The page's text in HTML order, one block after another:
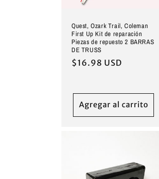
Quest, Ozark Trail, Coleman
First Up Kit de reparación
Piezas de repuesto 2 BARRAS
DE TRUSS
Precio
$16.98 USD
Agregar al carrito